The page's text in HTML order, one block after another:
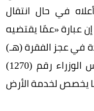
(1) و(2) و(3) و(4) أعلاه في حال انتقال
عبارة «عمّا يقتضيه
في عجز الفقرة (هـ)
من البند (أولاً) في قرار مجلس الوزراء رقم (1270)
«لا تشمل ما يخصص لخدمة الأرض